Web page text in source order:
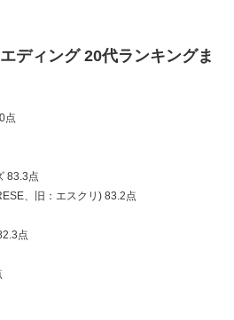
ディング 20代ランキングま
点
83.3点
、旧：エスクリ) 83.2点
点